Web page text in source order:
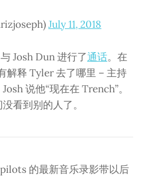
July 11, 2018
Josh Dun 进行了通话。在
解释 Tyler 去了哪里 – 主持
说他“现在在 Trench”。
看到别的人了。
的最新音乐录影带以后